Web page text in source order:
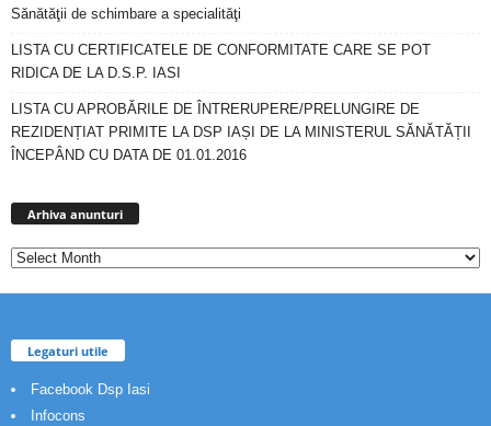
Sănătăţii de schimbare a specialităţi
LISTA CU CERTIFICATELE DE CONFORMITATE CARE SE POT
RIDICA DE LA D.S.P. IASI
LISTA CU APROBĂRILE DE ÎNTRERUPERE/PRELUNGIRE DE
REZIDENȚIAT PRIMITE LA DSP IAȘI DE LA MINISTERUL SĂNĂTĂȚII
ÎNCEPÂND CU DATA DE 01.01.2016
Arhiva anunturi
Legaturi utile
Facebook Dsp Iasi
Infocons